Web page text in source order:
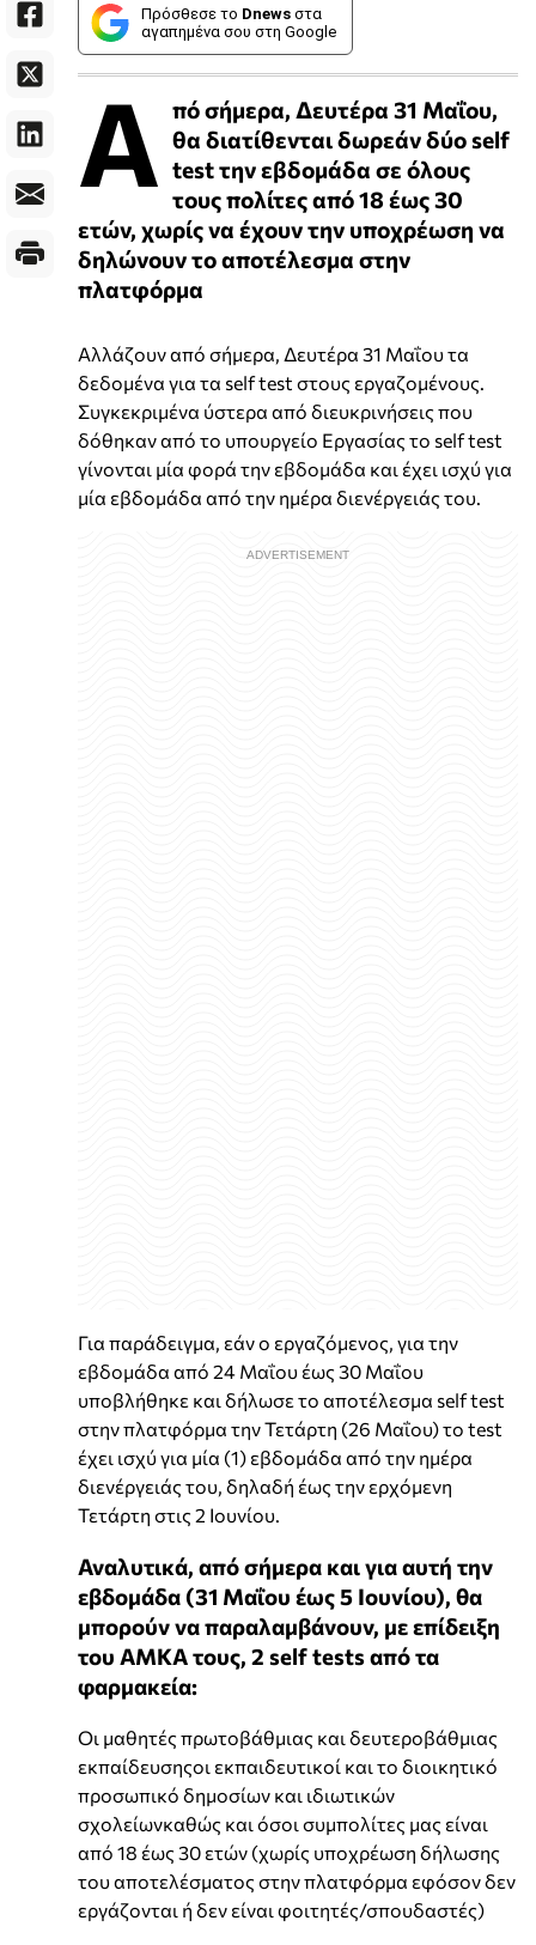
Πρόσθεσε το Dnews στα
αγαπημένα σου στη Google
Α πό σήμερα, Δευτέρα 31 Μαΐου,
θα διατίθενται δωρεάν δύο self
test την εβδομάδα σε όλους
τους πολίτες από 18 έως 30
ετών, χωρίς να έχουν την υποχρέωση να
δηλώνουν το αποτέλεσμα στην
πλατφόρμα
Αλλάζουν από σήμερα, Δευτέρα 31 Μαΐου τα
δεδομένα για τα self test στους εργαζομένους.
Συγκεκριμένα ύστερα από διευκρινήσεις που
δόθηκαν από το υπουργείο Εργασίας το self test
γίνονται μία φορά την εβδομάδα και έχει ισχύ για
μία εβδομάδα από την ημέρα διενέργειάς του.
Για παράδειγμα, εάν ο εργαζόμενος, για την
εβδομάδα από 24 Μαΐου έως 30 Μαΐου
υποβλήθηκε και δήλωσε το αποτέλεσμα self test
στην πλατφόρμα την Τετάρτη (26 Μαΐου) το test
έχει ισχύ για μία (1) εβδομάδα από την ημέρα
διενέργειάς του, δηλαδή έως την ερχόμενη
Τετάρτη στις 2 Ιουνίου.
Αναλυτικά, από σήμερα και για αυτή την
εβδομάδα (31 Μαΐου έως 5 Ιουνίου), θα
μπορούν να παραλαμβάνουν, με επίδειξη
του ΑΜΚΑ τους, 2 self tests από τα
φαρμακεία:
Οι μαθητές πρωτοβάθμιας και δευτεροβάθμιας
εκπαίδευσηςοι εκπαιδευτικοί και το διοικητικό
προσωπικό δημοσίων και ιδιωτικών
σχολείωνκαθώς και όσοι συμπολίτες μας είναι
από 18 έως 30 ετών (χωρίς υποχρέωση δήλωσης
του αποτελέσματος στην πλατφόρμα εφόσον δεν
εργάζονται ή δεν είναι φοιτητές/σπουδαστές)